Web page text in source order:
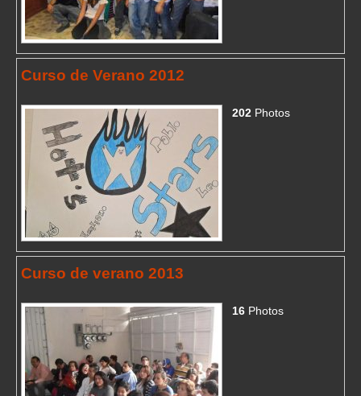
Curso de Verano 2012
202 Photos
Curso de verano 2013
16 Photos